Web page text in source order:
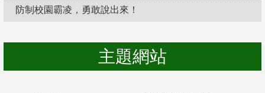
防制校園霸凌，勇敢說出來！
主題網站